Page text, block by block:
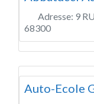
Adresse: 9
68300
Auto-Ecole